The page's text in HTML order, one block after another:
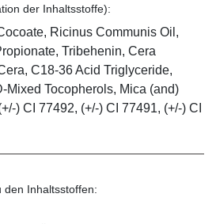
der Inhaltsstoffe):
Ricinus Communis Oil,
Tribehenin, Cera
C18-36 Acid Triglyceride,
Mixed Tocopherols, Mica (and)
) CI 77492, (+/-) CI 77491, (+/-) CI
den Inhaltsstoffen: